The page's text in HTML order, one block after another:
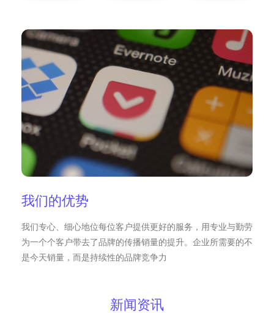
我们的优势
我们专心、细心地位每位客户提供更好的服务，用专业与勤劳
为一个个客户带去了品牌的传播销量的提升。企业所需要的不
是今天销量，而是持续性的品牌竞争力
新闻资讯